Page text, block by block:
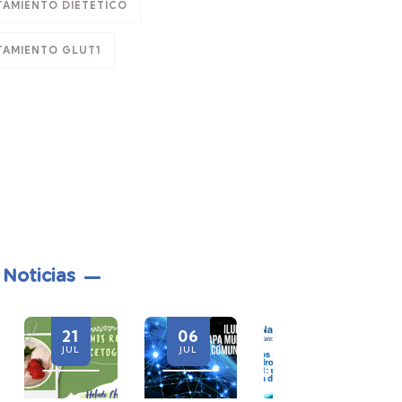
DIETÉTICO
GLUT1
06
JUL
28
JUL